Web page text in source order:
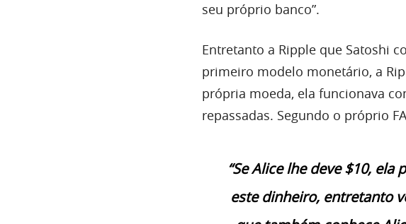
seu próprio banco”.
Entretanto a Ripple que Satoshi
primeiro modelo monetário, a
própria moeda, ela funcionava
repassadas. Segundo o próprio
“Se Alice lhe deve $10,
este dinheiro, entretanto